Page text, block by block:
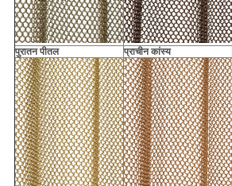
पुरातन पीतल प्राचीन कांस्य